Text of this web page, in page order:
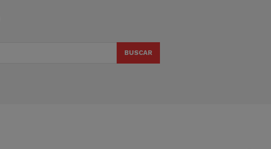
BUSCAR